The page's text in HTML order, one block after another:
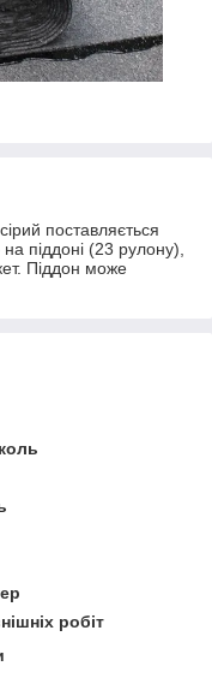
поставляється
піддоні (23 рулону),
Піддон може
робіт